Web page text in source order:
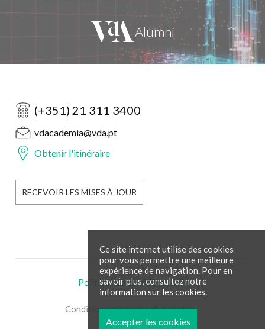
(+351) 21 311 3400
vdacademia@vda.pt
Obtenir l'itinéraire
RECEVOIR LES MISES À JOUR
Politique de confidentialité
Conditions générales d'utilisation
Ce site internet utilise des cookies
pour vous permettre une meilleure
expérience de navigation. Pour en
savoir plus, consultez notre
information sur les cookies.
Accepter les cookies